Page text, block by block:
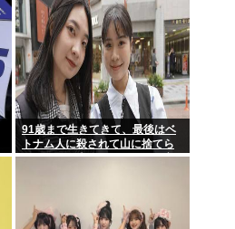
91歳まで生きてきて、最後はベ
トナム人に殺されて山に捨てら
れるって日本終わってんだろ高